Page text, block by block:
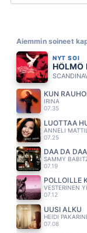
Aiemmin soineet
NYT SOI
HÖLMÖ
KUN
IRINA
07.35
LUOTTAA
ANNELI
07.25
DAA DA
SAMMY
07.19
PÖLLÖILLE
VESTERINEN
07.12
UUSI ALKU
HEIDI
07.08